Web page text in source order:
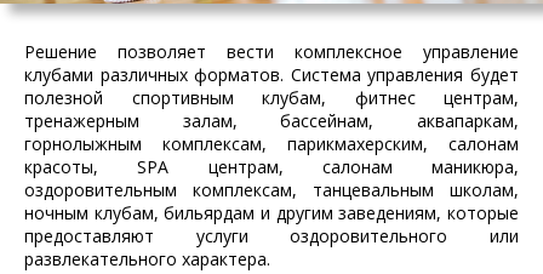
Решение позволяет вести комплексное управление
клубами различных форматов. Система управления будет
полезной спортивным клубам, фитнес центрам,
тренажерным залам, бассейнам, аквапаркам,
горнолыжным комплексам, парикмахерским, салонам
красоты, SPA центрам, салонам маникюра,
оздоровительным комплексам, танцевальным школам,
ночным клубам, бильярдам и другим заведениям, которые
предоставляют услуги оздоровительного или
развлекательного характера.